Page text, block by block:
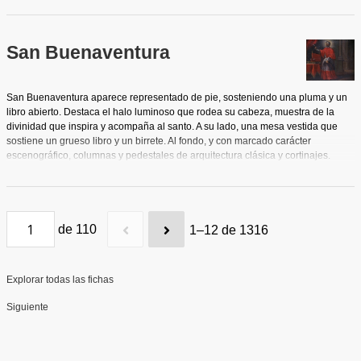
flanqueándolo hay ramas de laurel y palmas con dos grandes
Curiosamente, y durante el curso de realización de la pintura, un
visualmente al mismo Cristo.
donde se recoge la conocida frase: TIMETE DEUM ET DATE ILLI
con fortaleza en la costa y naves, referencia a su profecía sobre
símbolo de las dignidades que rechazó.
San Buenaventura
San Buenaventura aparece representado de pie, sosteniendo una pluma y un
libro abierto. Destaca el halo luminoso que rodea su cabeza, muestra de la
divinidad que inspira y acompaña al santo. A su lado, una mesa vestida que
sostiene un grueso libro y un birrete. Al fondo, y con marcado carácter
escenográfico, columnas y pedestales de arquitectura clásica y cortinajes.
de 110 1–12 de 1316
Explorar todas las fichas
Siguiente